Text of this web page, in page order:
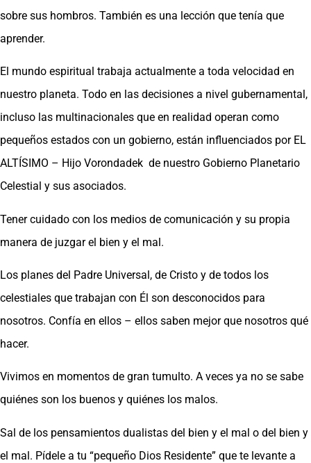
sobre sus hombros. También es una lección que tenía que
aprender.
El mundo espiritual trabaja actualmente a toda velocidad en
nuestro planeta. Todo en las decisiones a nivel gubernamental,
incluso las multinacionales que en realidad operan como
pequeños estados con un gobierno, están influenciados por EL
ALTÍSIMO – Hijo Vorondadek de nuestro Gobierno Planetario
Celestial y sus asociados.
Tener cuidado con los medios de comunicación y su propia
manera de juzgar el bien y el mal.
Los planes del Padre Universal, de Cristo y de todos los
celestiales que trabajan con Él son desconocidos para
nosotros. Confía en ellos – ellos saben mejor que nosotros qué
hacer.
Vivimos en momentos de gran tumulto. A veces ya no se sabe
quiénes son los buenos y quiénes los malos.
Sal de los pensamientos dualistas del bien y el mal o del bien y
el mal. Pídele a tu “pequeño Dios Residente” que te levante a